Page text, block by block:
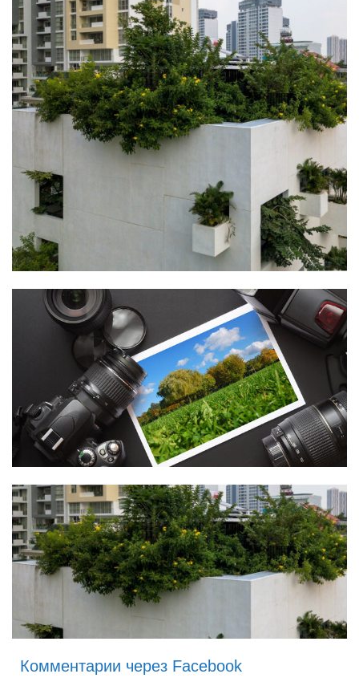
Комментарии через Facebook